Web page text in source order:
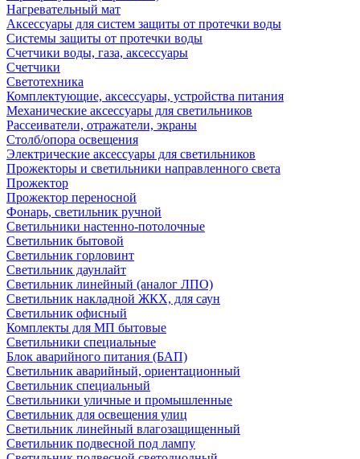
Нагревательный мат
Аксессуары для систем защиты от протечки воды
Системы защиты от протечки воды
Счетчики воды, газа, аксессуары
Счетчики
Светотехника
Комплектующие, аксессуары, устройства питания
Механические аксессуары для светильников
Рассеиватели, отражатели, экраны
Столб/опора освещения
Электрические аксессуары для светильников
Прожекторы и светильники направленного света
Прожектор
Прожектор переносной
Фонарь, светильник ручной
Светильники настенно-потолочные
Светильник бытовой
Светильник горловинт
Светильник даунлайт
Светильник линейный (аналог ЛПО)
Светильник накладной ЖКХ, для саун
Светильник офисный
Комплекты для МП бытовые
Светильники специальные
Блок аварийного питания (БАП)
Светильник аварийный, ориентационный
Светильник специальный
Светильники уличные и промышленные
Светильник для освещения улиц
Светильник линейный влагозащищенный
Светильник подвесной под лампу